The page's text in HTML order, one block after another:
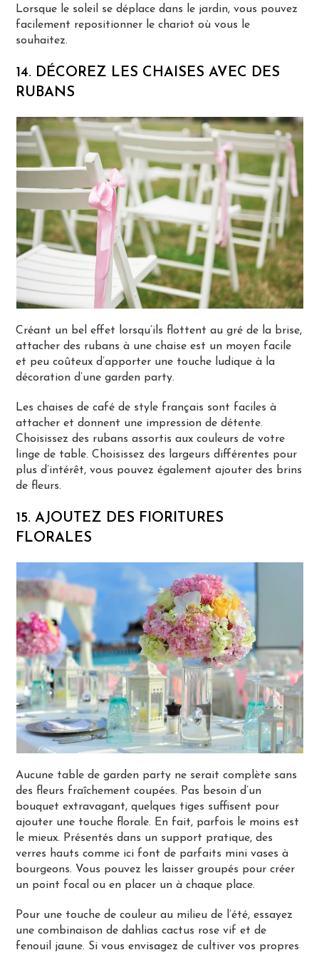
Lorsque le soleil se déplace dans le jardin, vous pouvez
facilement repositionner le chariot où vous le
souhaitez.
14. DÉCOREZ LES CHAISES AVEC DES
RUBANS
Créant un bel effet lorsqu’ils flottent au gré de la brise,
attacher des rubans à une chaise est un moyen facile
et peu coûteux d’apporter une touche ludique à la
décoration d’une garden party.
Les chaises de café de style français sont faciles à
attacher et donnent une impression de détente.
Choisissez des rubans assortis aux couleurs de votre
linge de table. Choisissez des largeurs différentes pour
plus d’intérêt, vous pouvez également ajouter des brins
de fleurs.
15. AJOUTEZ DES FIORITURES
FLORALES
Aucune table de garden party ne serait complète sans
des fleurs fraîchement coupées. Pas besoin d’un
bouquet extravagant, quelques tiges suffisent pour
ajouter une touche florale. En fait, parfois le moins est
le mieux. Présentés dans un support pratique, des
verres hauts comme ici font de parfaits mini vases à
bourgeons. Vous pouvez les laisser groupés pour créer
un point focal ou en placer un à chaque place.
Pour une touche de couleur au milieu de l’été, essayez
une combinaison de dahlias cactus rose vif et de
fenouil jaune. Si vous envisagez de cultiver vos propres